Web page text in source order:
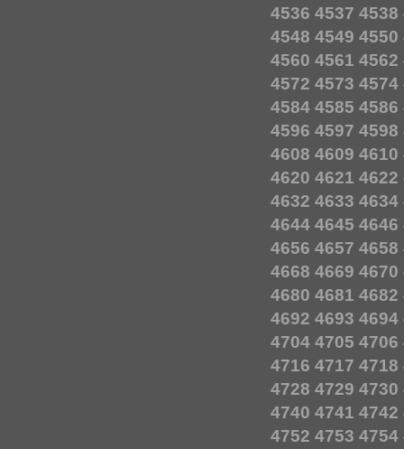
4536 4537 4538
4548 4549 4550
4560 4561 4562
4572 4573 4574
4584 4585 4586
4596 4597 4598
4608 4609 4610
4620 4621 4622
4632 4633 4634
4644 4645 4646
4656 4657 4658
4668 4669 4670
4680 4681 4682
4692 4693 4694
4704 4705 4706
4716 4717 4718
4728 4729 4730
4740 4741 4742
4752 4753 4754